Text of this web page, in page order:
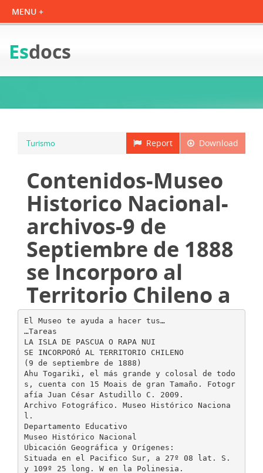
Esdocs
Download
Report
Turismo
Contenidos-Museo
Historico Nacional-
archivos-9 de
Septiembre de 1888
se Incorporo al
Territorio Chileno a
El Museo te ayuda a hacer tus…
…Tareas
LA ISLA DE PASCUA O RAPA NUI
SE INCORPORÓ AL TERRITORIO CHILENO
(9 de septiembre de 1888)
Ahu Togariki, el más grande y colosal de todo
s, cuenta con 15 Moais de gran Tamaño. Fotogr
afía Juan César Astudillo C. 2009.
Archivo Fotográfico. Museo Histórico Naciona
l.
Departamento Educativo
Museo Histórico Nacional
Ubicación Geográfica y Orígenes:
Situada en el Pacifico Sur, a 27º 08 lat. S.
y 109º 25 long. W en la Polinesia.